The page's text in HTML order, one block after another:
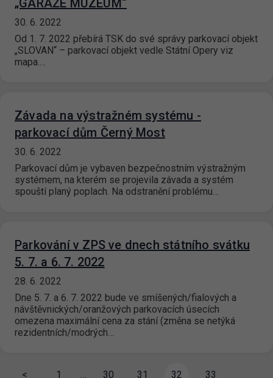
„GARÁŽE MUZEUM“
30. 6. 2022
Od 1. 7. 2022 přebírá TSK do své správy parkovací objekt
„SLOVAN“ – parkovací objekt vedle Státní Opery viz
mapa.…
Závada na výstražném systému -
parkovací dům Černý Most
30. 6. 2022
Parkovací dům je vybaven bezpečnostním výstražným
systémem, na kterém se projevila závada a systém
spouští planý poplach. Na odstranění problému…
Parkování v ZPS ve dnech státního svátku
5. 7. a 6. 7. 2022
28. 6. 2022
Dne 5. 7. a 6. 7. 2022 bude ve smíšených/fialových a
návštěvnických/oranžových parkovacích úsecích
omezena maximální cena za stání (změna se netýká
rezidentních/modrých…
< 1 … 30 31 32 33